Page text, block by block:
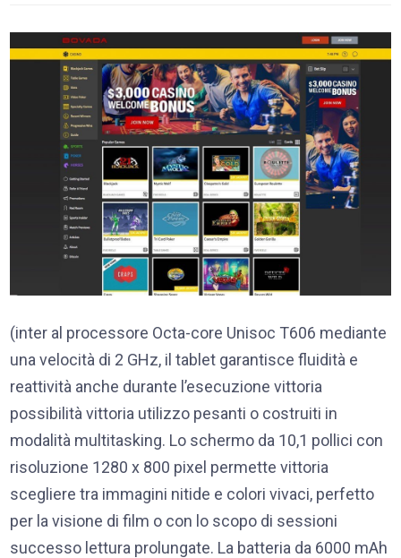
(inter al processore Octa-core Unisoc T606 mediante
una velocità di 2 GHz, il tablet garantisce fluidità e
reattività anche durante l’esecuzione vittoria
possibilità vittoria utilizzo pesanti o costruiti in
modalità multitasking. Lo schermo da 10,1 pollici con
risoluzione 1280 x 800 pixel permette vittoria
scegliere tra immagini nitide e colori vivaci, perfetto
per la visione di film o con lo scopo di sessioni
successo lettura prolungate. La batteria da 6000 mAh